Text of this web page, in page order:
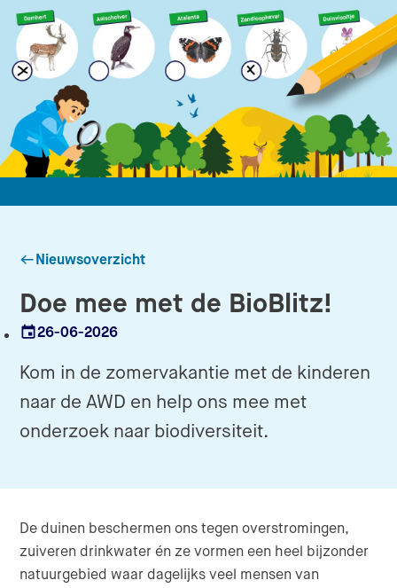
Doe mee met de BioBlitz!
Nieuwsoverzicht
Datum
26-06-2026
Kom in de zomervakantie met de kinderen
naar de AWD en help ons mee met
onderzoek naar biodiversiteit.
De duinen beschermen ons tegen overstromingen,
zuiveren drinkwater én ze vormen een heel bijzonder
natuurgebied waar dagelijks veel mensen van